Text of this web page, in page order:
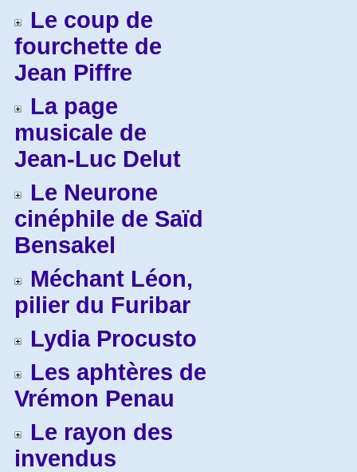
Le coup de
fourchette de
Jean Piffre
La page
musicale de
Jean-Luc Delut
Le Neurone
cinéphile de Saïd
Bensakel
Méchant Léon,
pilier du Furibar
Lydia Procusto
Les aphtères de
Vrémon Penau
Le rayon des
invendus